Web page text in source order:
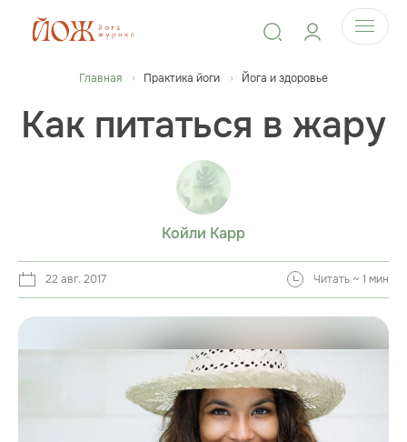
Главная Практика йоги Йога и здоровье
Как питаться в жару
Койли Карр
22 авг. 2017 Читать ~ 1 мин